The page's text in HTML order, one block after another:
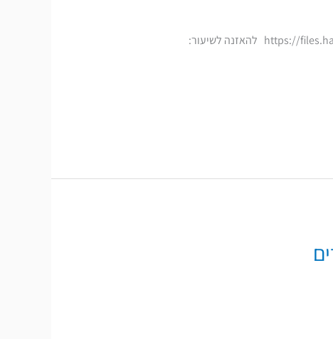
מעביר השיעור: הרב ריבלין אברהם תאריך השיעור: אדר ב' תשע"ט לצפייה בשיעור: https://files.hakotel.org.il/shiurim/26295.mp4 להאזנה לשיעור: